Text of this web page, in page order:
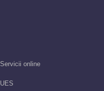
Servicii online
UES